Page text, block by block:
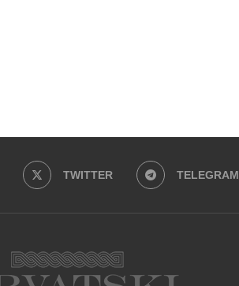
TWITTER TELEGRAM